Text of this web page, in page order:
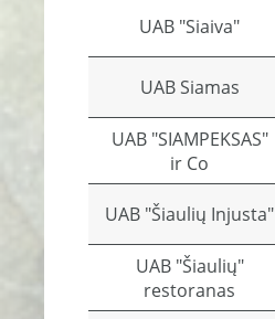
UAB "Siaiva"
UAB Siamas
UAB "SIAMPEKSAS"
ir Co
UAB "Šiaulių Injusta"
UAB "Šiaulių"
restoranas